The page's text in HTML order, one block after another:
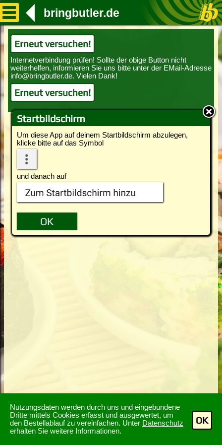
Nutzungsdaten werden durch uns und eingebundene
Dritte mittels Cookies erfasst und ausgewertet, um
den Bestellablauf zu vereinfachen. Unter Datenschutz
erhalten Sie weitere Informationen.
OK
Startbildschirm
Um diese App auf deinem Startbildschirm abzulegen,
klicke bitte auf das Symbol
und danach auf
bringbutler.de
Erneut versuchen!
Erneut versuchen!